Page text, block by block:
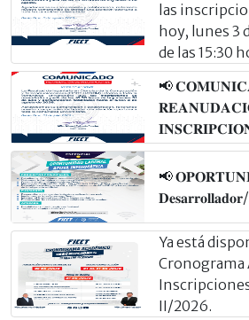
las
hoy, lunes 3
de las 15:30
📢
📢
Ya está
Cronograma
II/2026.